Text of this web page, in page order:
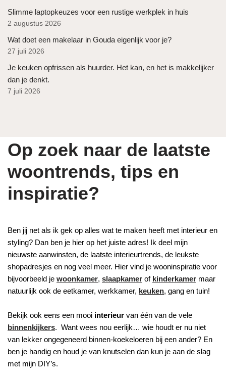
Slimme laptopkeuzes voor een rustige werkplek in huis
2 augustus 2026
Wat doet een makelaar in Gouda eigenlijk voor je?
27 juli 2026
Je keuken opfrissen als huurder. Het kan, en het is makkelijker
dan je denkt.
7 juli 2026
Op zoek naar de laatste
woontrends, tips en
inspiratie?
Ben jij net als ik gek op alles wat te maken heeft met interieur en
styling? Dan ben je hier op het juiste adres! Ik deel mijn
nieuwste aanwinsten, de laatste interieurtrends, de leukste
shopadresjes en nog veel meer. Hier vind je wooninspiratie voor
bijvoorbeeld je woonkamer, slaapkamer of kinderkamer maar
natuurlijk ook de eetkamer, werkkamer, keuken, gang en tuin!
Bekijk ook eens een mooi interieur van één van de vele
binnenkijkers. Want wees nou eerlijk… wie houdt er nu niet
van lekker ongegeneerd binnen-koekeloeren bij een ander? En
ben je handig en houd je van knutselen dan kun je aan de slag
met mijn DIY’s.